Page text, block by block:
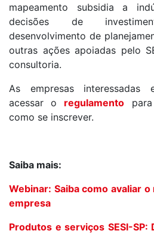
mapeamento subsidia a
decisões de
desenvolvimento de
outras ações apoiadas pelo
consultoria.
As empresas interessadas
acessar o regulamento
como se inscrever.
Saiba mais:
Webinar: Saiba como avaliar
empresa
Produtos e serviços SESI-SP: